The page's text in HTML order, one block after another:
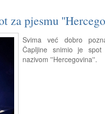
za pjesmu
Svima već dobro
Čapljine snimio je
nazivom ''Hercegovina''.